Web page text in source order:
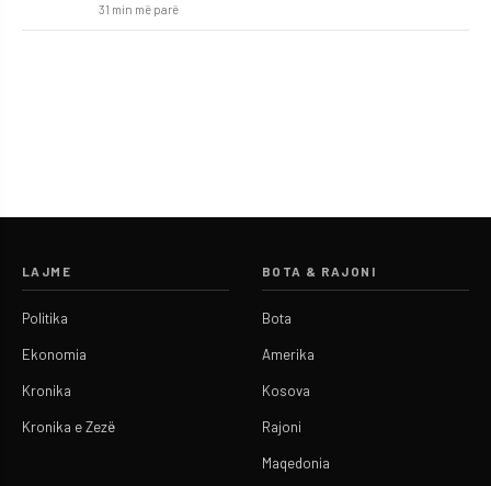
31 min më parë
LAJME
Politika
Ekonomia
Kronika
Kronika e Zezë
BOTA & RAJONI
Bota
Amerika
Kosova
Rajoni
Maqedonia